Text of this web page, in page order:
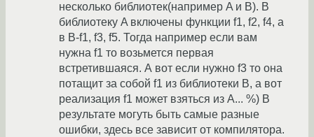
несколько библиотек(например A и B). В
библиотеку A включены функции f1, f2, f4, а
в B-f1, f3, f5. Тогда например если вам
нужна f1 то возьмется первая
встретившаяся. А вот если нужно f3 то она
потащит за собой f1 из библиотеки В, а вот
реализация f1 может взяться из A... %) В
результате могуть быть самые разные
ошибки, здесь все зависит от компилятора.